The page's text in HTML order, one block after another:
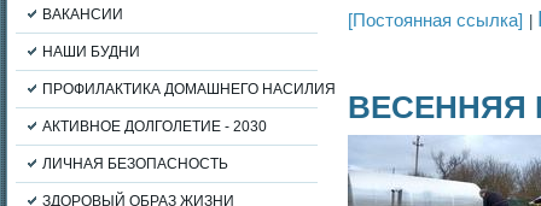
ВАКАНСИИ
НАШИ БУДНИ
ПРОФИЛАКТИКА ДОМАШНЕГО НАСИЛИЯ
АКТИВНОЕ ДОЛГОЛЕТИЕ - 2030
ЛИЧНАЯ БЕЗОПАСНОСТЬ
ЗДОРОВЫЙ ОБРАЗ ЖИЗНИ
[Постоянная ссылка]
ВЕСЕННЯЯ